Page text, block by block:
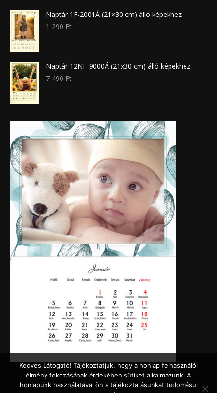
Naptár 1F-2001Á (21×30 cm) álló képekhez
1 290 Ft
Naptár 12NF-9000Á (21x30 cm) álló képekhez
7 490 Ft
Kedves Látogató! Tájékoztatjuk, hogy a honlap felhasználói
élmény fokozásának érdekében sütiket alkalmazunk. A
honlapunk használatával ön a tájékoztatásunkat tudomásul